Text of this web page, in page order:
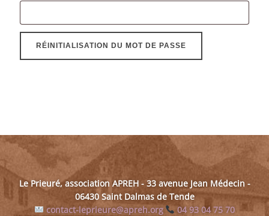
RÉINITIALISATION DU MOT DE PASSE
Le Prieuré, association APREH - 33 avenue Jean Médecin -
06430 Saint Dalmas de Tende
contact-leprieure@apreh.org
04 93 04 75 70